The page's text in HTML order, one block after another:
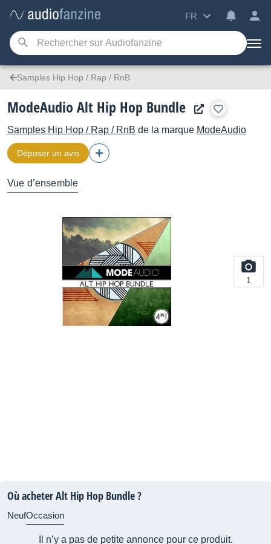
FR
Samples Hip Hop / Rap / RnB
ModeAudio Alt Hip Hop Bundle
Samples Hip Hop / Rap / RnB de la marque ModeAudio
Déposer un avis
Vue d’ensemble
1
Où acheter Alt Hip Hop Bundle ?
NeufOccasion
Il n’y a pas de petite annonce pour ce produit.